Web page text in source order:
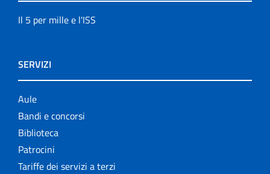
Il 5 per mille e l'ISS
SERVIZI
Aule
Bandi e concorsi
Biblioteca
Patrocini
Tariffe dei servizi a terzi